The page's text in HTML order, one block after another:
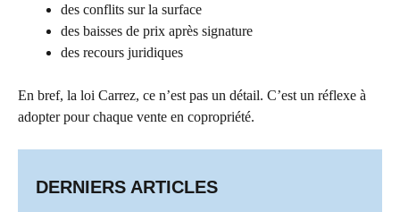
des conflits sur la surface
des baisses de prix après signature
des recours juridiques
En bref, la loi Carrez, ce n’est pas un détail. C’est un réflexe à
adopter pour chaque vente en copropriété.
DERNIERS ARTICLES